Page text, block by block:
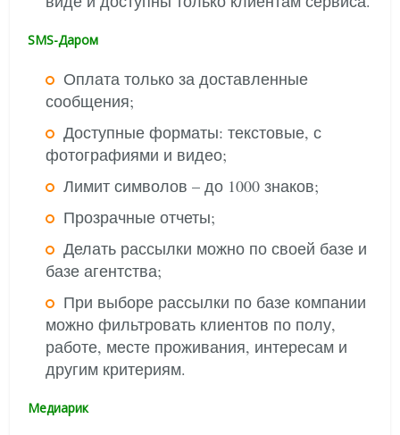
SMS-Даром
Оплата только за доставленные
сообщения;
Доступные форматы: текстовые, с
фотографиями и видео;
Лимит символов – до 1000 знаков;
Прозрачные отчеты;
Делать рассылки можно по своей базе и
базе агентства;
При выборе рассылки по базе компании
можно фильтровать клиентов по полу,
работе, месте проживания, интересам и
другим критериям.
Медиарик